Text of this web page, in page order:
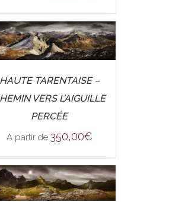
SELECT OPTIONS /
HAUTE TARENTAISE –
VERS L’AIGUILLE
PERCÉE
A partir de 350,00€